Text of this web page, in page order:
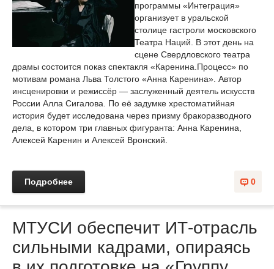
программы «Интеграция»
организует в уральской
столице гастроли московского
Театра Наций. В этот день на
сцене Свердловского театра
драмы состоится показ спектакля «Каренина.Процесс» по
мотивам романа Льва Толстого «Анна Каренина». Автор
инсценировки и режиссёр — заслуженный деятель искусств
России Алла Сигалова. По её задумке хрестоматийная
история будет исследована через призму бракоразводного
дела, в котором три главных фигуранта: Анна Каренина,
Алексей Каренин и Алексей Вронский.
0
Подробнее
МТУСИ обеспечит ИТ-отрасль
сильными кадрами, опираясь